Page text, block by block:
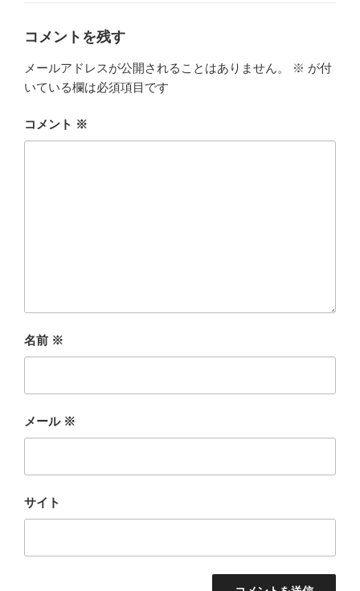
ー
コメントを残す
メールアドレスが公開されることはありません。 ※ が付
いている欄は必須項目です
コメント ※
名前 ※
メール ※
サイト